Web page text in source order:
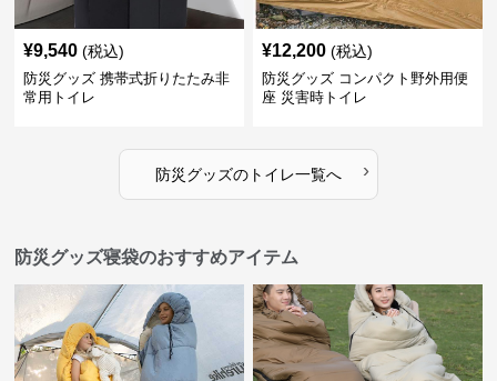
¥9,540 (税込)
防災グッズ 携帯式折りたたみ非
常用トイレ
¥12,200 (税込)
防災グッズ コンパクト野外用便
座 災害時トイレ
防災グッズのトイレ一覧へ ›
防災グッズ寝袋のおすすめアイテム